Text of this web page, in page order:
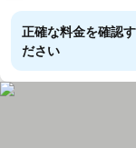
正確な料金を確認
ださい